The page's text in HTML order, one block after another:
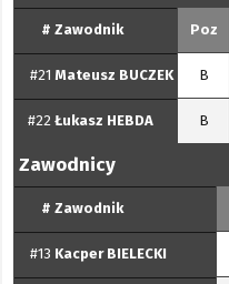
# Zawodnik Poz
#21 Mateusz BUCZEK B
#22 Łukasz HEBDA B
Zawodnicy
# Zawodnik
#13 Kacper BIELECKI